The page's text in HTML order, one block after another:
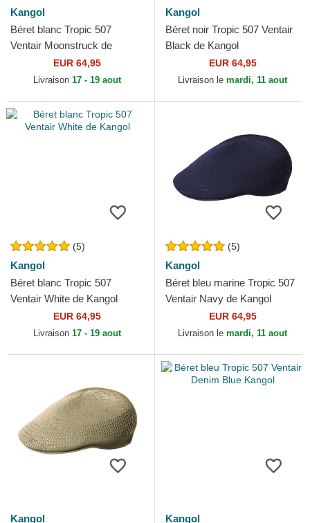
Kangol
Béret blanc Tropic 507
Ventair Moonstruck de
EUR 64,95
Livraison 17 - 19 aout
Kangol
Béret noir Tropic 507 Ventair
Black de Kangol
EUR 64,95
Livraison le mardi, 11 aout
(5)
Kangol
Béret blanc Tropic 507
Ventair White de Kangol
EUR 64,95
Livraison 17 - 19 aout
(5)
Kangol
Béret bleu marine Tropic 507
Ventair Navy de Kangol
EUR 64,95
Livraison le mardi, 11 aout
Kangol Kangol